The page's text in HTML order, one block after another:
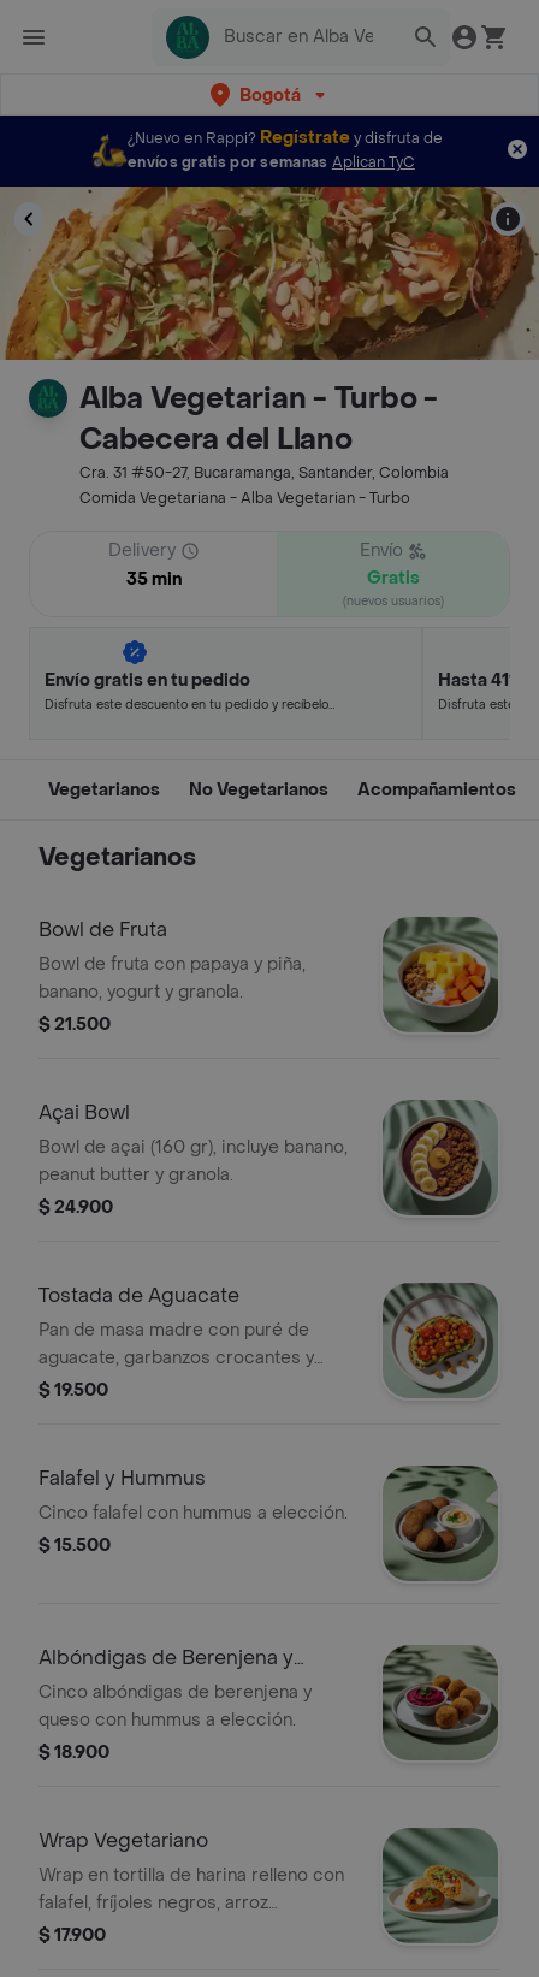
Bogotá
¿Nuevo en Rappi? Regístratey disfruta de
envíos gratis por semanas Aplican TyC
Alba Vegetarian - Turbo -
Cabecera del Llano
Cra. 31 #50-27, Bucaramanga, Santander, Colombia
Comida Vegetariana - Alba Vegetarian - Turbo
Delivery
35 min
Envío
Gratis
(nuevos usuarios)
Envío gratis en tu pedido
Disfruta este descuento en tu pedido y recíbelo
Hasta 41%
Disfruta este
Vegetarianos No Vegetarianos Acompañamientos
Vegetarianos
Bowl de Fruta
Bowl de fruta con papaya y piña,
banano, yogurt y granola.
$ 21.500
Açai Bowl
Bowl de açai (160 gr), incluye banano,
peanut butter y granola.
$ 24.900
Tostada de Aguacate
Pan de masa madre con puré de
aguacate, garbanzos crocantes y
tomates cherry.
$ 19.500
Falafel y Hummus
Cinco falafel con hummus a elección.
$ 15.500
Albóndigas de Berenjena y
Hummus
Cinco albóndigas de berenjena y
queso con hummus a elección.
$ 18.900
Wrap Vegetariano
Wrap en tortilla de harina relleno con
falafel, fríjoles negros, arroz
achiotado, queso mozzarella, pico de
$ 17.900